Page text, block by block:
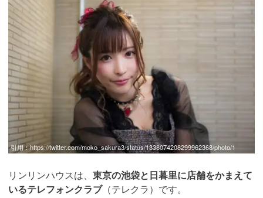
引用：https://twitter.com/moko_sakura3/status/1338074208299962368/photo/1
リンリンハウスは、 東京の池袋と日暮里に店舗をかまえて
いるテレフォンクラブ（テレクラ）です。